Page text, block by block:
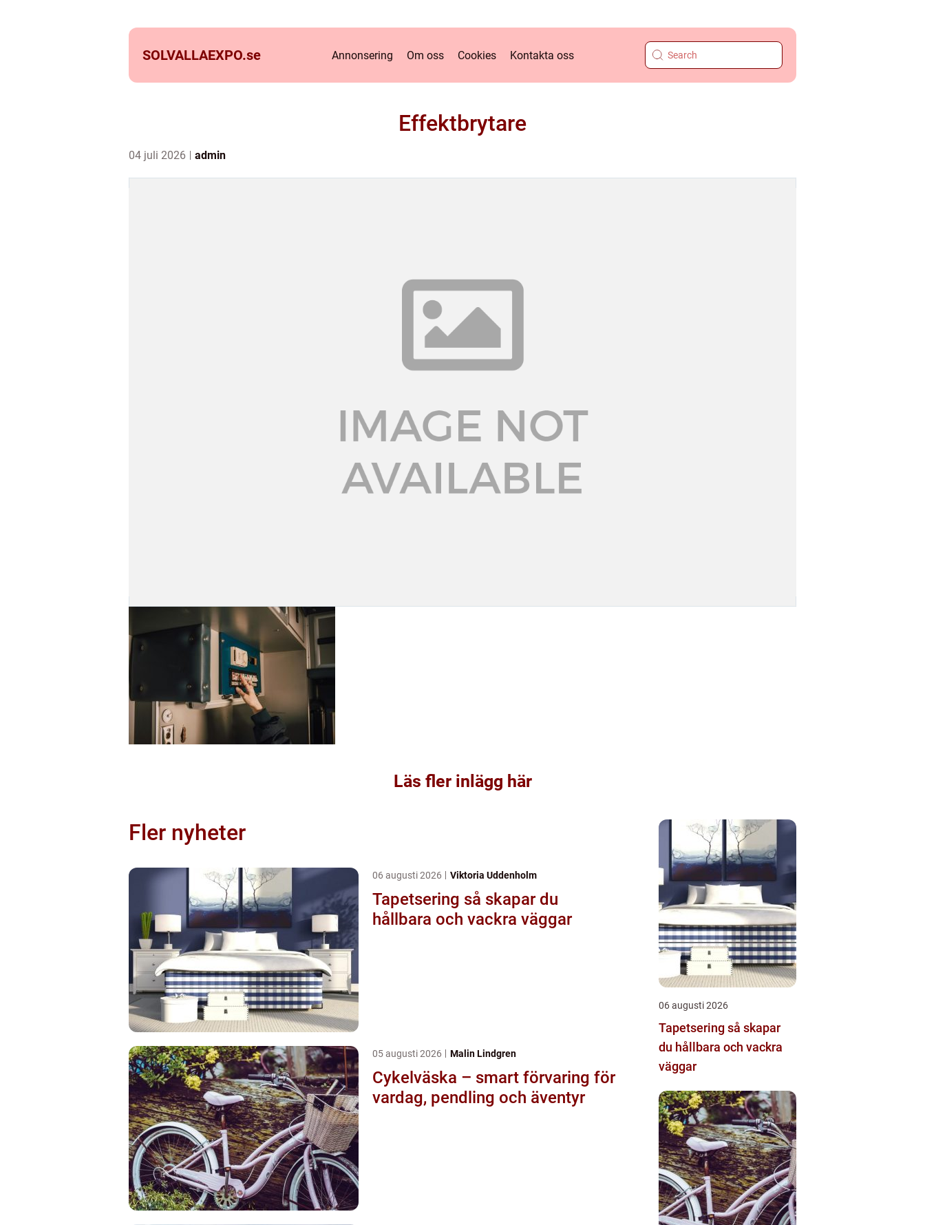
SOLVALLAEXPO.se Annonsering Om oss Cookies Kontakta oss
Effektbrytare
04 juli 2026 admin
Läs fler inlägg här
Fler nyheter
06 augusti 2026 Viktoria Uddenholm
Tapetsering så skapar du
hållbara och vackra väggar
05 augusti 2026 Malin Lindgren
Cykelväska – smart förvaring för
vardag, pendling och äventyr
06 augusti 2026
Tapetsering så skapar
du hållbara och vackra
väggar